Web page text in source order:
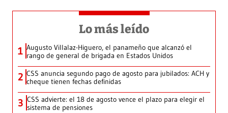
Lo más leído
1 Augusto Villalaz-Higuero, el panameño que alcanzó el
rango de general de brigada en Estados Unidos
2 CSS anuncia segundo pago de agosto para jubilados: ACH y
cheque tienen fechas definidas
3 CSS advierte: el 18 de agosto vence el plazo para elegir el
sistema de pensiones